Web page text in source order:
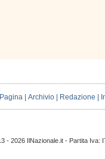
|Archivio Redazione
- 2026 IlNazionale.it - Partita Iva: